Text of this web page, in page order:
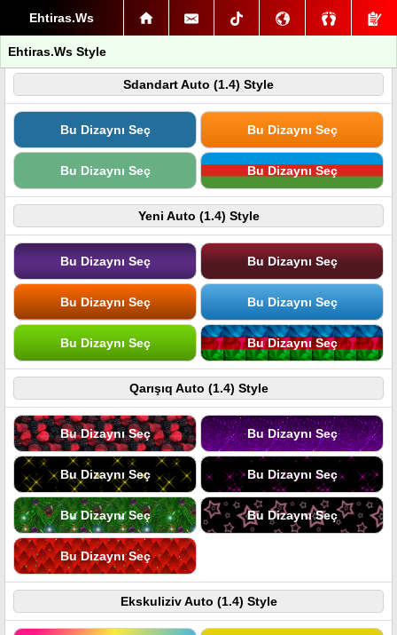
Ehtiras.Ws
Ehtiras.Ws Style
Sdandart Auto (1.4) Style
Bu Dizaynı Seç Bu Dizaynı Seç
Bu Dizaynı Seç Bu Dizaynı Seç
Yeni Auto (1.4) Style
Bu Dizaynı Seç Bu Dizaynı Seç
Bu Dizaynı Seç Bu Dizaynı Seç
Bu Dizaynı Seç Bu Dizaynı Seç
Qarışıq Auto (1.4) Style
Bu Dizaynı Seç Bu Dizaynı Seç
Bu Dizaynı Seç Bu Dizaynı Seç
Bu Dizaynı Seç Bu Dizaynı Seç
Bu Dizaynı Seç
Ekskuliziv Auto (1.4) Style